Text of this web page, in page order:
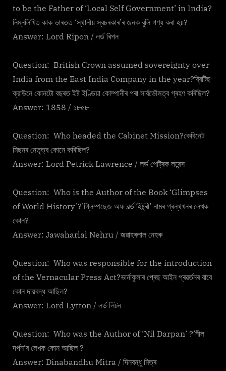
to be the Father of ‘Local Self Government’ in India?
নিম্নলিখিত কাক ভাৰতত ‘স্থানীয় স্বচৰকাৰ’ৰ জনক বুলি গণ্য কৰা হয়?
Answer: Lord Ripon / লৰ্ড ৰিপন
Question: British Crown assumed sovereignty over
India from the East India Company in the year?ব্ৰিটিছ
ক্রাউনে কোনটো বছৰত ইষ্ট ইণ্ডিয়া কোম্পানীৰ পৰা সাৰ্বভৌমত্ব গ্ৰহণ কৰিছিল?
Answer: 1858 / ১৮৫৮
Question: Who headed the Cabinet Mission?কেবিনেট
মিছনৰ নেতৃত্ব কোনে কৰিছিল?
Answer: Lord Petrick Lawrence / লৰ্ড পেট্ৰিক লৰেন্স
Question: Who is the Author of the Book ‘Glimpses
of World History’?’গ্লিম্পছেজ অফ ৱৰ্ল্ড হিষ্ট্ৰী’ নামৰ গ্ৰন্থখনৰ লেখক
কোন?
Answer: Jawaharlal Nehru / জৱাহৰলাল নেহৰু
Question: Who was responsible for the introduction
of the Vernacular Press Act?ভাৰ্নাকুলাৰ প্ৰেছ আইন প্ৰৱৰ্তনৰ বাবে
কোন দায়বদ্ধ আছিল?
Answer: Lord Lytton / লৰ্ড লিটন
Question: Who was the Author of ‘Nil Darpan’ ?’নীল
দৰ্পন’ৰ লেখক কোন আছিল ?
Answer: Dinabandhu Mitra / দিনবন্ধু মিত্ৰ